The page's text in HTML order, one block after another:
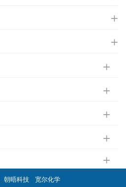
朝晤科技 宽尔化学